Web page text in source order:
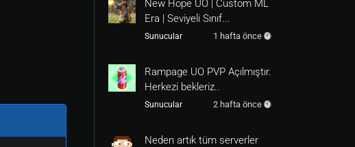
New Hope UO | Custom ML
Era | Seviyeli Sınıf...
Sunucular 1 hafta önce
Rampage UO PVP Açılmıştır.
Herkezi bekleriz..
Sunucular 2 hafta önce
Neden artık tüm serverler